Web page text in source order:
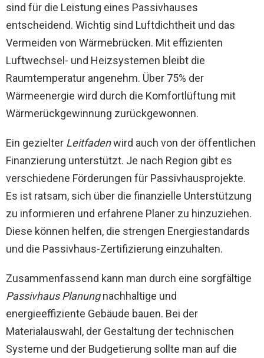
sind für die Leistung eines Passivhauses
entscheidend. Wichtig sind Luftdichtheit und das
Vermeiden von Wärmebrücken. Mit effizienten
Luftwechsel- und Heizsystemen bleibt die
Raumtemperatur angenehm. Über 75% der
Wärmeenergie wird durch die Komfortlüftung mit
Wärmerückgewinnung zurückgewonnen.
Ein gezielter Leitfadenwird auch von der öffentlichen
Finanzierung unterstützt. Je nach Region gibt es
verschiedene Förderungen für Passivhausprojekte.
Es ist ratsam, sich über die finanzielle Unterstützung
zu informieren und erfahrene Planer zu hinzuziehen.
Diese können helfen, die strengen Energiestandards
und die Passivhaus-Zertifizierung einzuhalten.
Zusammenfassend kann man durch eine sorgfältige
Passivhaus Planungnachhaltige und
energieeffiziente Gebäude bauen. Bei der
Materialauswahl, der Gestaltung der technischen
Systeme und der Budgetierung sollte man auf die